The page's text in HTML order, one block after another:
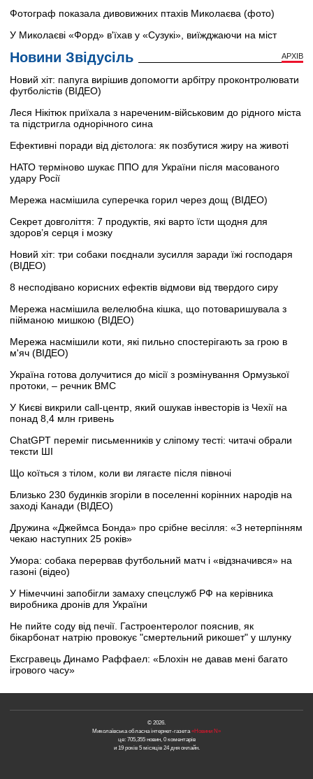
Фотограф показала дивовижних птахів Миколаєва (фото)
У Миколаєві «Форд» в'їхав у «Сузукі», виїжджаючи на міст
Новини Звідусіль АРХІВ
Новий хіт: папуга вирішив допомогти арбітру проконтролювати
футболістів (ВІДЕО)
Леся Нікітюк приїхала з нареченим-військовим до рідного міста
та підстригла однорічного сина
Ефективні поради від дієтолога: як позбутися жиру на животі
НАТО терміново шукає ППО для України після масованого
удару Росії
Мережа насмішила суперечка горил через дощ (ВІДЕО)
Секрет довголіття: 7 продуктів, які варто їсти щодня для
здоров’я серця і мозку
Новий хіт: три собаки поєднали зусилля заради їжі господаря
(ВІДЕО)
8 несподівано корисних ефектів відмови від твердого сиру
Мережа насмішила велелюбна кішка, що потоваришувала з
пійманою мишкою (ВІДЕО)
Мережа насмішили коти, які пильно спостерігають за грою в
м'яч (ВІДЕО)
Україна готова долучитися до місії з розмінування Ормузької
протоки, – речник ВМС
У Києві викрили call-центр, який ошукав інвесторів із Чехії на
понад 8,4 млн гривень
ChatGPT переміг письменників у сліпому тесті: читачі обрали
тексти ШІ
Що коїться з тілом, коли ви лягаєте після півночі
Близько 230 будинків згоріли в поселенні корінних народів на
заході Канади (ВІДЕО)
Дружина «Джеймса Бонда» про срібне весілля: «З нетерпінням
чекаю наступних 25 років»
Умора: собака перервав футбольний матч і «відзначився» на
газоні (відео)
У Німеччині запобігли замаху спецслужб РФ на керівника
виробника дронів для України
Не пийте соду від печії. Гастроентеролог пояснив, як
бікарбонат натрію провокує "смертельний рикошет" у шлунку
Ексгравець Динамо Раффаел: «Блохін не давав мені багато
ігрового часу»
© 2026.
Миколаївська обласна інтернет-газета «Новини N»
це: 705,355 новин, 0 коментарів
и 19 років 5 місяців 24 дня онлайн.